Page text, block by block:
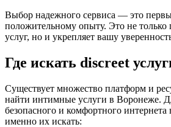
Выбор надежного сервиса — это
положительному опыту. Это не только
услуг, но и укрепляет вашу
Где искать discreet
Существует множество платформ и
найти интимные услуги в Воронеже.
безопасного и комфортного интернета
именно их искать: